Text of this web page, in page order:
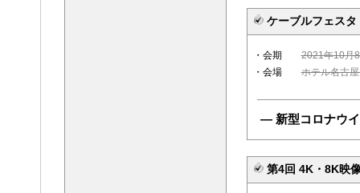
ケーブルフェスタ
・会期2021年10月
・会場ホテル名古
― 新型コロナウ
第4回 4K・8K映